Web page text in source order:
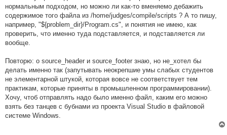
нормальным подходом, но можно ли как-то вменяемо дебажить
содержимое того файла из /home/judges/compile/scripts ? А то пишу,
например, "${problem_dir}/Program.cs", и понятия не имею, как
проверить, что именно туда подставляется, и подставляется ли
вообще.
Повторю: о source_header и source_footer знаю, но не_хотел бы
делать именно так (запутывать неокрепшие умы слабых студентов
не элементарной штукой, которая вовсе не соответствует тем
практикам, которые приняты в промышленном программировании).
Хочу, чтоб отправлять надо было именно файл, каким его можно
взять без танцев с бубнами из проекта Visual Studio в файловой
системе Windows.